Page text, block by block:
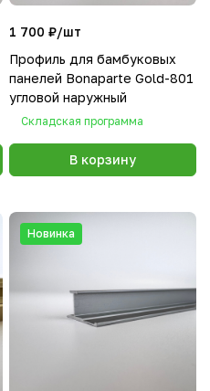
1 700 ₽/шт
Профиль для бамбуковых
панелей Bonaparte Gold-801
угловой наружный
Складская программа
В корзину
Новинка